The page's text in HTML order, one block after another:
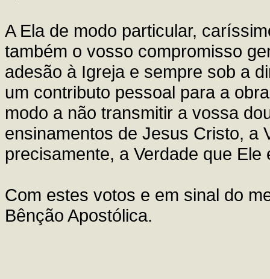
A Ela de modo particular,
também o vosso compromisso
adesão à Igreja e sempre sob a
um contributo pessoal para a
modo a não transmitir a vossa
ensinamentos de Jesus Cristo, a
precisamente, a Verdade que
Com estes votos e em sinal do
Bênção Apostólica.